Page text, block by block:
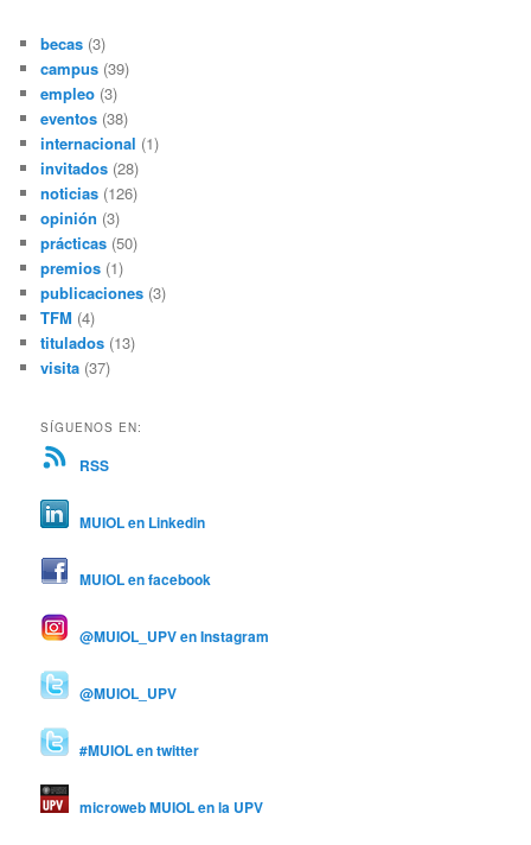
becas (3)
campus (39)
empleo (3)
eventos (38)
internacional (1)
invitados (28)
noticias (126)
opinión (3)
prácticas (50)
premios (1)
publicaciones (3)
TFM (4)
titulados (13)
visita (37)
SÍGUENOS EN:
RSS
MUIOL en Linkedin
MUIOL en facebook
@MUIOL_UPV en Instagram
@MUIOL_UPV
#MUIOL en twitter
microweb MUIOL en la UPV